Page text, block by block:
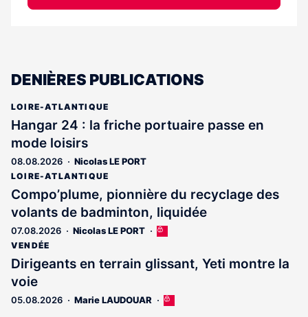
DENIÈRES PUBLICATIONS
LOIRE-ATLANTIQUE
Hangar 24 : la friche portuaire passe en
mode loisirs
08.08.2026 Nicolas LE PORT
LOIRE-ATLANTIQUE
Compo’plume, pionnière du recyclage des
volants de badminton, liquidée
07.08.2026 Nicolas LE PORT
Cet
est
réservé
abonnés
VENDÉE
Dirigeants en terrain glissant, Yeti montre la
voie
05.08.2026 Marie LAUDOUAR
Cet